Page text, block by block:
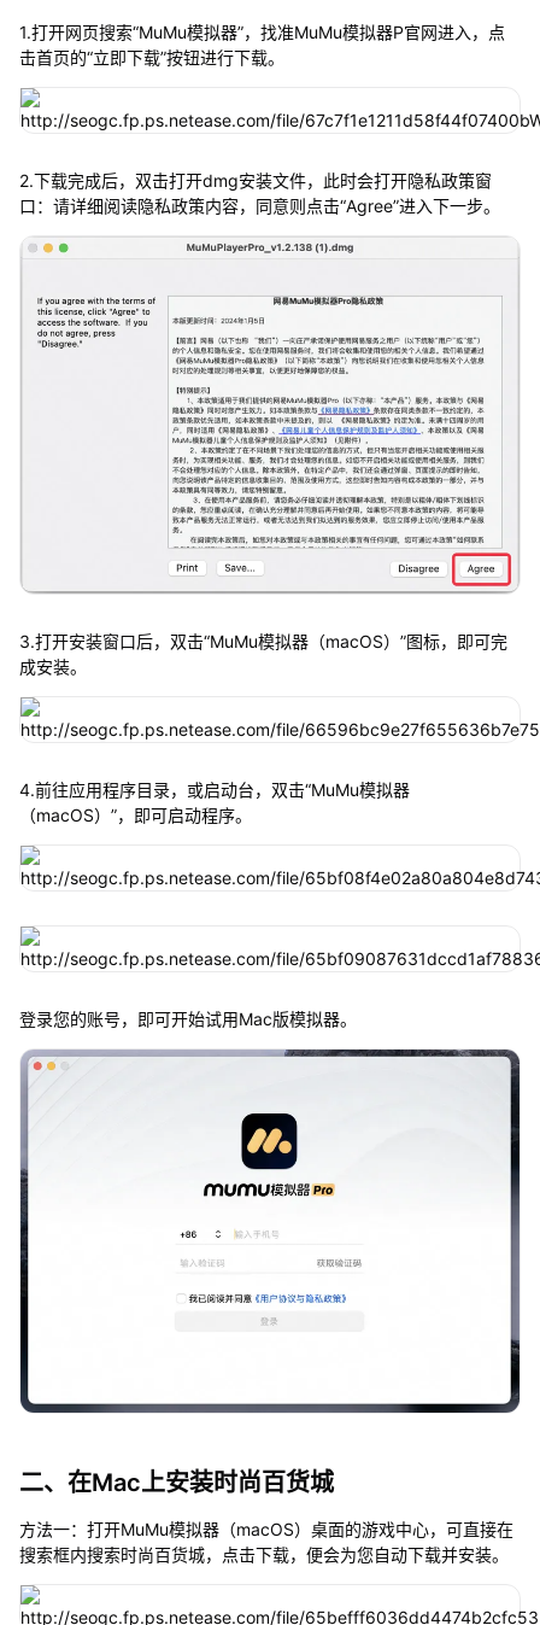
1.打开网页搜索“MuMu模拟器”，找准MuMu模拟器P官网进入，点
击首页的“立即下载”按钮进行下载。
2.下载完成后，双击打开dmg安装文件，此时会打开隐私政策窗
口：请详细阅读隐私政策内容，同意则点击“Agree”进入下一步。
3.打开安装窗口后，双击“MuMu模拟器（macOS）”图标，即可完
成安装。
4.前往应用程序目录，或启动台，双击“MuMu模拟器
（macOS）”，即可启动程序。
登录您的账号，即可开始试用Mac版模拟器。
二、在Mac上安装时尚百货城
方法一：打开MuMu模拟器（macOS）桌面的游戏中心，可直接在
搜索框内搜索时尚百货城，点击下载，便会为您自动下载并安装。